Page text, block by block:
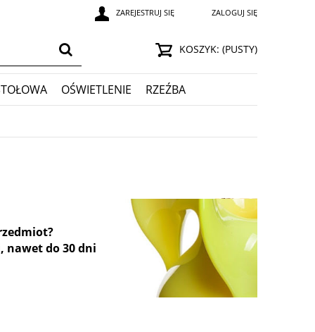
ZAREJESTRUJ SIĘ ZALOGUJ SIĘ
KOSZYK: (PUSTY)
OŚWIETLENIE
RZEŹBA
nawet do 30 dni